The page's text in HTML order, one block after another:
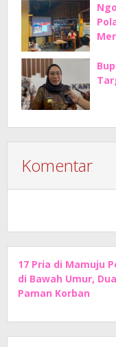
Komentar
17 Pria di Mamuju
di Bawah Umur,
Paman Korban